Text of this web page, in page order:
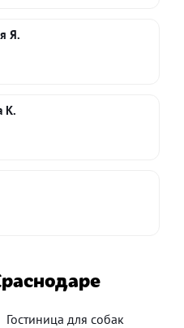
Я.
К.
Гостиница для собак